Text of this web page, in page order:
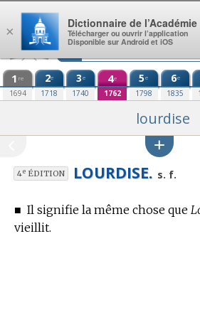
Aller au contenu
1 re
1694
2e
1718
3e
1740
4e
1762
5e
1798
6e
1835
lourdise
4eÉDITION LOURDISE. s. f.
■ Il signifie la même chose que
vieillit.
×
Dictionnaire de l’Académie
Télécharger ou ouvrir l’application
Disponible sur Android et iOS